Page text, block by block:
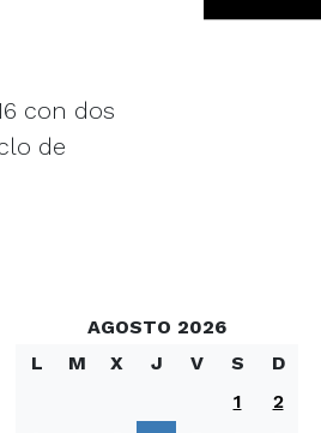
con dos
de
AGOSTO 2026
L
M X J V S
D
1
2